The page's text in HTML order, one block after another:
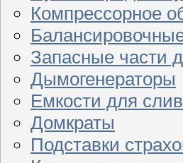
Компрессорное
Запасные части
Дымогенераторы
Емкости для
Домкраты
Подставки